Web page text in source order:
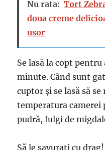
Nu rata: Tort
doua creme
usor
Se lasă la copt
minute. Când sunt
cuptor și se lasă să se
temperatura camerei
pudră, fulgi de
Să le savurați cu drag!